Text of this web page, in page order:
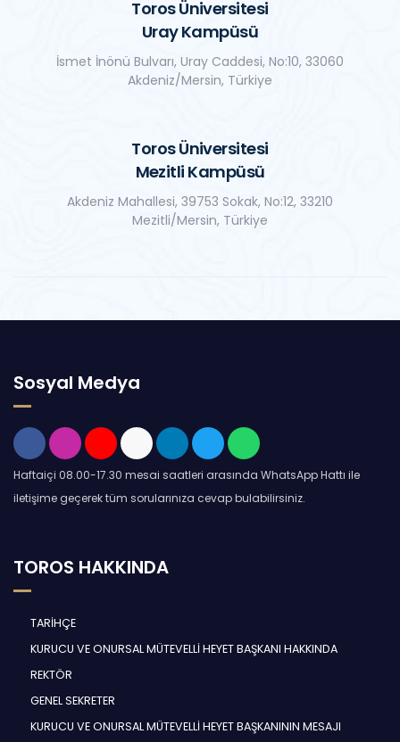
Toros Üniversitesi
Uray Kampüsü
İsmet İnönü Bulvarı, Uray Caddesi, No:10, 33060
Akdeniz/Mersin, Türkiye
Toros Üniversitesi
Mezitli Kampüsü
Akdeniz Mahallesi, 39753 Sokak, No:12, 33210
Mezitli/Mersin, Türkiye
Sosyal Medya
Haftaiçi 08.00-17.30 mesai saatleri arasında WhatsApp Hattı ile
iletişime geçerek tüm sorularınıza cevap bulabilirsiniz.
TOROS HAKKINDA
TARİHÇE
KURUCU VE ONURSAL MÜTEVELLİ HEYET BAŞKANI HAKKINDA
REKTÖR
GENEL SEKRETER
KURUCU VE ONURSAL MÜTEVELLİ HEYET BAŞKANININ MESAJI